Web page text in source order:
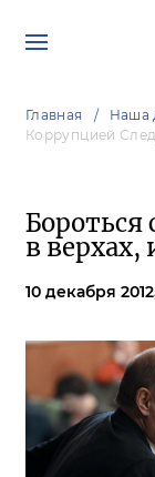
Главная Наша
Коррупцией
Бороться
в верхах,
10 декабря